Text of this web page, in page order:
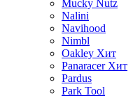
Mucky Nutz
Nalini
Navihood
Nimbl
Oakley Хит
Panaracer Хит
Pardus
Park Tool